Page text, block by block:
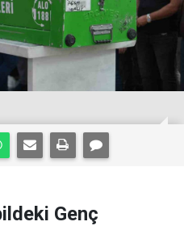
Genç